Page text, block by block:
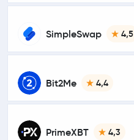
SimpleSwap 4,5
Bit2Me 4,4
PrimeXBT 4,3